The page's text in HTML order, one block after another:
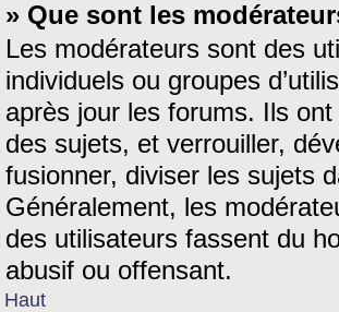
» Que sont les
Les modérateurs sont des
individuels ou groupes
après jour les forums. Ils ont
des sujets, et verrouiller,
fusionner, diviser les sujets
Généralement, les
des utilisateurs fassent du
abusif ou offensant.
Haut